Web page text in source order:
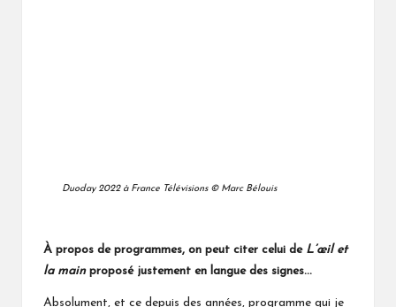
Duoday 2022 à France Télévisions © Marc Bélouis
À propos de programmes, on peut citer celui de L’œil et
la mainproposé justement en langue des signes…
Absolument, et ce depuis des années, programme qui je